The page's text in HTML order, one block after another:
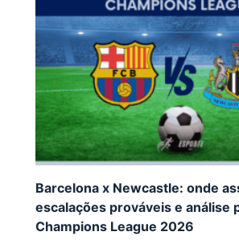
Barcelona x Newcastle: onde
escalações prováveis e análise
Champions League 2026